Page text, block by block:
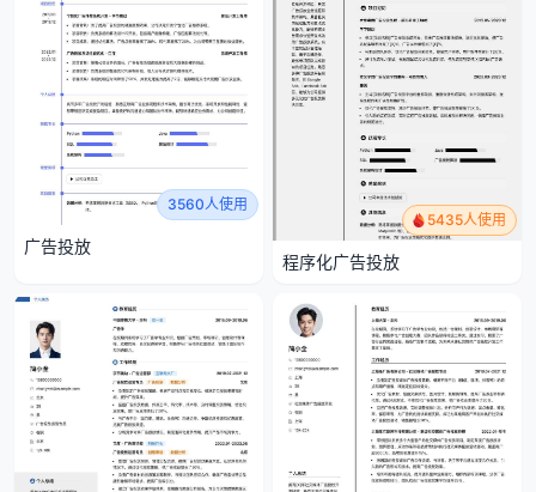
3560人使用
广告投放
5435人使用
程序化广告投放